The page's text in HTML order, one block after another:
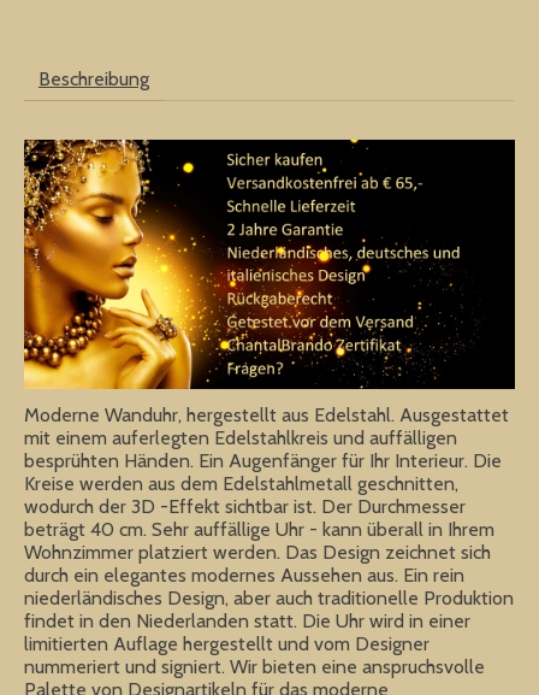
Beschreibung
Moderne Wanduhr, hergestellt aus Edelstahl. Ausgestattet
mit einem auferlegten Edelstahlkreis und auffälligen
besprühten Händen. Ein Augenfänger für Ihr Interieur. Die
Kreise werden aus dem Edelstahlmetall geschnitten,
wodurch der 3D -Effekt sichtbar ist. Der Durchmesser
beträgt 40 cm. Sehr auffällige Uhr - kann überall in Ihrem
Wohnzimmer platziert werden. Das Design zeichnet sich
durch ein elegantes modernes Aussehen aus. Ein rein
niederländisches Design, aber auch traditionelle Produktion
findet in den Niederlanden statt. Die Uhr wird in einer
limitierten Auflage hergestellt und vom Designer
nummeriert und signiert. Wir bieten eine anspruchsvolle
Palette von Designartikeln für das moderne